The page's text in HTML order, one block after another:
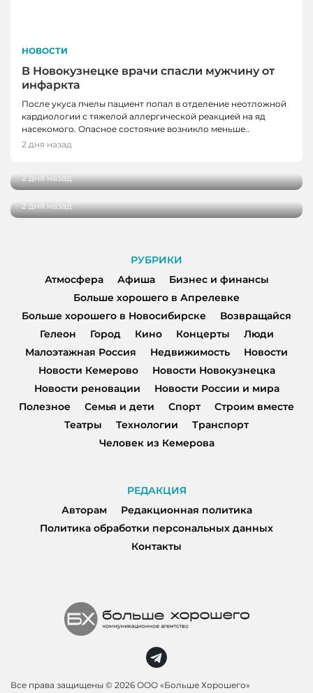
НОВОСТИ
В Новокузнецке врачи спасли мужчину от
инфаркта
После укуса пчелы пациент попал в отделение неотложной
кардиологии с тяжелой аллергической реакцией на яд
насекомого. Опасное состояние возникло меньше..
2 дня назад
НОВОСТИ
Школьные укрытия Кемерова проверяют
2 дня назад
НОВОСТИ, НОВОСТИ КЕМЕРОВО
останавливаться в деревне Красная
2 дня назад
РУБРИКИ
Атмосфера
Афиша
Бизнес и финансы
Больше хорошего в Апрелевке
Больше хорошего в Новосибирске
Возвращайся
Гелеон
Город Кино Концерты
Люди
Малоэтажная Россия
Недвижимость
Новости
Новости Кемерово
Новости Новокузнецка
Новости реновации
Новости России и мира
Полезное
Семья и дети Спорт
Строим вместе
Театры
Технологии
Транспорт
Человек из Кемерова
РЕДАКЦИЯ
Авторам
Редакционная политика
Политика обработки персональных данных
Контакты
Все права защищены © 2026 ООО «Больше Хорошего»